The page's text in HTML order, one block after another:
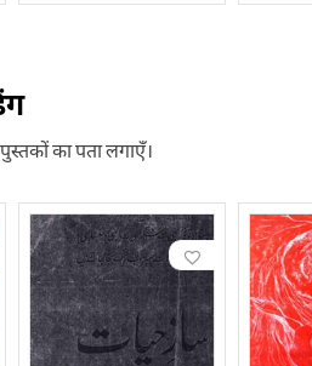
का पता लगाएँ।